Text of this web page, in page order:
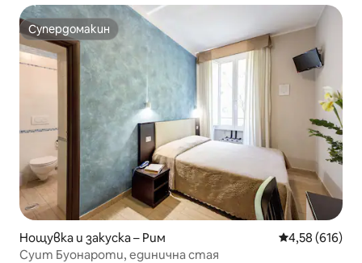
Супердомакин
Супердомакин
Нощувка и закуска – Рим Средна
4,58 (616)
Суит Буонароти, единична стая